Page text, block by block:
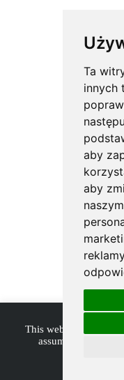
Ta
innych
aby
aby
This website uses
assume you're ok